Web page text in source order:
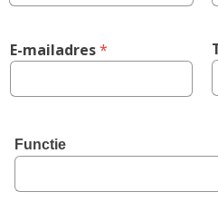
E-mailadres *
Functie